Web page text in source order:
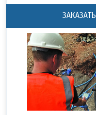
ЗАКАЗАТЬ